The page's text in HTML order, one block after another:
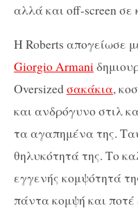
αλλά και off-screen σε
H Roberts απογείωσε
Giorgio Armani
Oversizedσακάκια,
και ανδρόγυνο στιλ
τα αγαπημένα της.
θηλυκότητά της. Το
εγγενής κομψότητά
πάντα κομψή και ποτέ